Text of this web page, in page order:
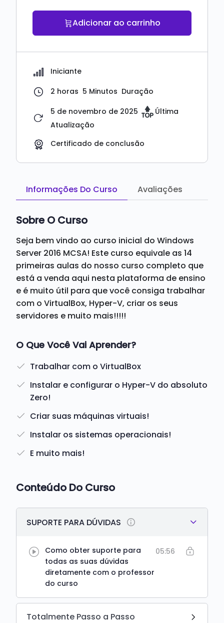
Adicionar ao carrinho
Iniciante
2 horas 5 Minutos Duração
5 de novembro de 2025
Última
Atualização
Certificado de conclusão
Informações Do Curso Avaliações
Sobre O Curso
Seja bem vindo ao curso inicial do Windows
Server 2016 MCSA! Este curso equivale as 14
primeiras aulas do nosso curso completo que
está a venda aqui nesta plataforma de ensino
e é muito útil para que você consiga trabalhar
com o VirtualBox, Hyper-V, criar os seus
servidores e muito mais!!!!!
O Que Você Vai Aprender?
Trabalhar com o VirtualBox
Instalar e configurar o Hyper-V do absoluto
Zero!
Criar suas máquinas virtuais!
Instalar os sistemas operacionais!
E muito mais!
Conteúdo Do Curso
SUPORTE PARA DÚVIDAS
Como obter suporte para
todas as suas dúvidas
diretamente com o professor
do curso
05:56
Totalmente Passo a Passo